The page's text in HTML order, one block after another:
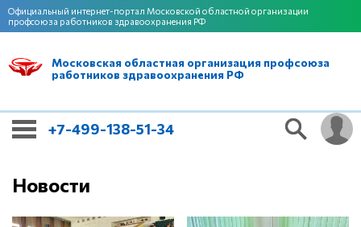
Официальный интернет-портал Московской областной организации
профсоюза работников здравоохранения РФ
Московская областная организация профсоюза
работников здравоохранения РФ
+7-499-138-51-34
Новости